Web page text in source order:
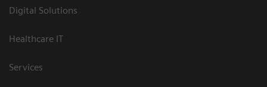
Digital Solutions
Healthcare IT
Services